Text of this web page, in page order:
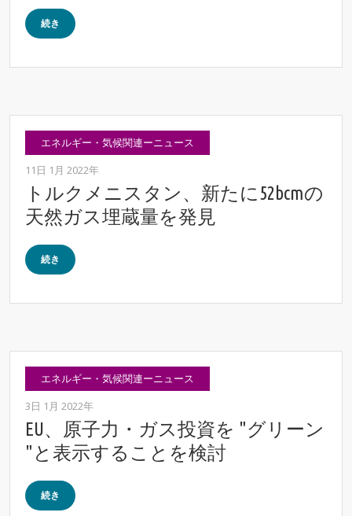
続き
エネルギー・気候関連ーニュース
11日 1月 2022年
トルクメニスタン、新たに52bcmの
天然ガス埋蔵量を発見
続き
エネルギー・気候関連ーニュース
3日 1月 2022年
EU、原子力・ガス投資を "グリーン
"と表示することを検討
続き